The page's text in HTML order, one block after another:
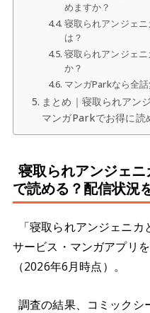
めますか？
寝取られアンジェ
は？
寝取られアンジェ
か？
マンガParkなら全
まとめ｜寝取られアン
マンガParkでお得に読
寝取られアンジェ
で読める？配信状況
「寝取られアンジェニ
サービス・マンガアプリ
（2026年6月時点）。
調査の結果、コミックシ